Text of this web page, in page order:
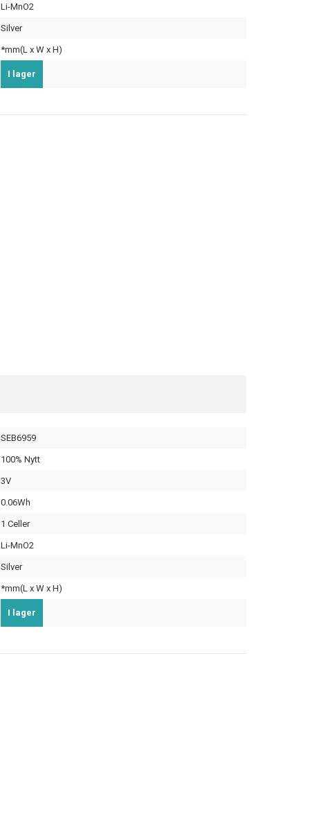
Li-MnO2
Silver
*mm(L x W x H)
I lager
SEB6959
100% Nytt
3V
0.06Wh
1 Celler
Li-MnO2
Silver
*mm(L x W x H)
I lager